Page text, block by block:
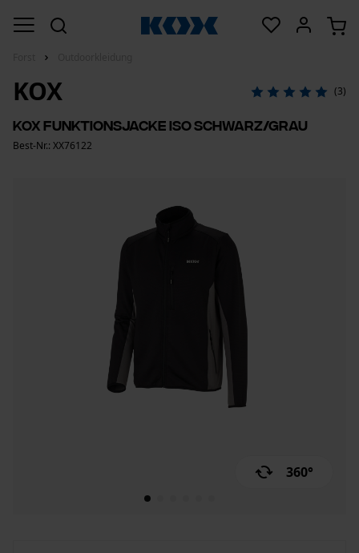
360°
KOX (3)
KOX Funktionsjacke Iso Schwarz/Grau
Best-Nr.: XX76122